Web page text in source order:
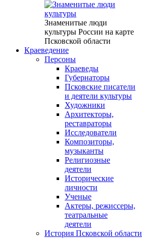
Знаменитые люди
культуры России на карте
Псковской области
Краеведение
Персоны
Краеведы
Губернаторы
Псковские писатели
и деятели культуры
Художники
Архитекторы,
реставраторы
Исследователи
Композиторы,
музыканты
Религиозные
деятели
Исторические
личности
Ученые
Актеры, режиссеры,
театральные
деятели
История Псковской области